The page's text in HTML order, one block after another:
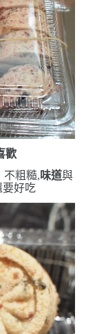
歡
不粗糙, 味道與
好吃